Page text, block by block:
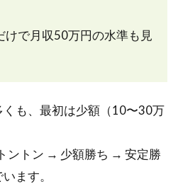
けで月収50万円の水準も見
も、最初は少額（10〜30万
ントン → 少額勝ち → 安定勝
ます。